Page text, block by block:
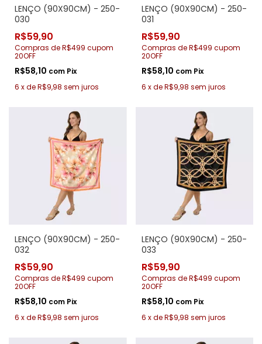
LENÇO (90X90CM) - 250-
030
R$59,90
Compras de R$499 cupom
20OFF
R$58,10 com Pix
6 xdeR$9,98 sem juros
LENÇO (90X90CM) - 250-
031
R$59,90
Compras de R$499 cupom
20OFF
R$58,10 com Pix
6 xdeR$9,98 sem juros
LENÇO (90X90CM) - 250-
032
R$59,90
Compras de R$499 cupom
20OFF
R$58,10 com Pix
6 xdeR$9,98 sem juros
LENÇO (90X90CM) - 250-
033
R$59,90
Compras de R$499 cupom
20OFF
R$58,10 com Pix
6 xdeR$9,98 sem juros